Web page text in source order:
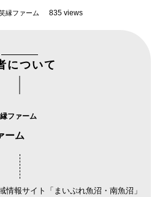
縁ファーム 835 views
について
ファーム
ーム
情報サイト「まいぷれ魚沼・南魚沼」